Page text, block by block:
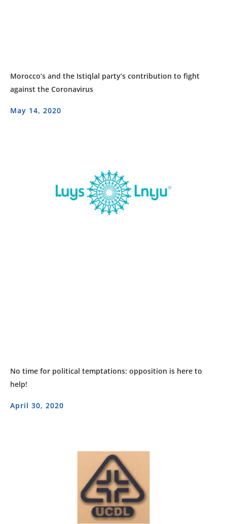
Morocco’s and the Istiqlal party’s contribution to fight
against the Coronavirus
May 14, 2020
No time for political temptations: opposition is here to
help!
April 30, 2020